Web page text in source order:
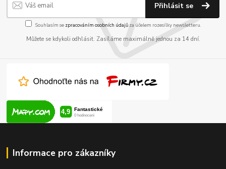
Přihlásit se
Souhlasím se zpracováním osobních údajůza účelem rozesílky newsletteru.
Můžete se kdykoli odhlásit. Zasíláme maximálně jednou za 14 dní.
Informace pro zákazníky